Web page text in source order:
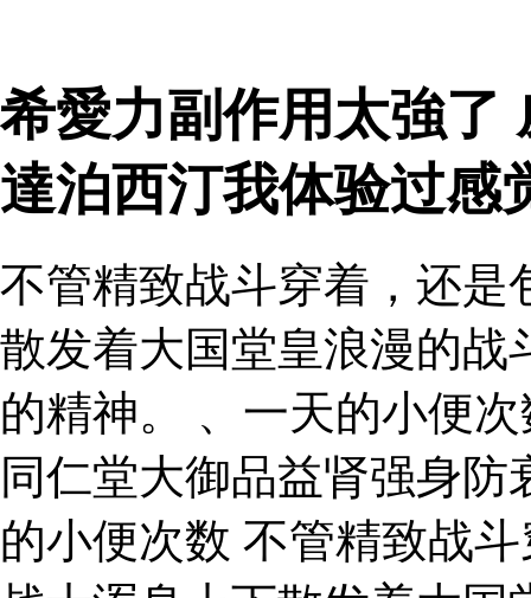
希愛力副作用太強了
達泊西汀我体验过感
不管精致战斗穿着，还是
散发着大国堂皇浪漫的战
的精神。 、一天的小便次
同仁堂大御品益肾强身
的小便次数 不管精致战